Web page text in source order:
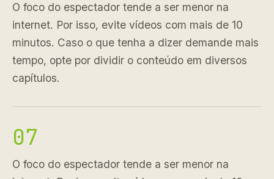
O foco do espectador tende a ser menor na
internet. Por isso, evite vídeos com mais de 10
minutos. Caso o que tenha a dizer demande mais
tempo, opte por dividir o conteúdo em diversos
capítulos.
07
O foco do espectador tende a ser menor na